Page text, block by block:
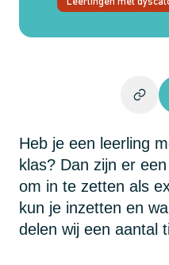
Heb je een leerling
klas? Dan zijn er
om in te zetten als
kun je inzetten en
delen wij een aantal